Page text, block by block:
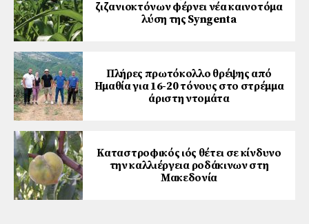
ζιζανιοκτόνων φέρνει νέα καινοτόμα
λύση της Syngenta
Πλήρες πρωτόκολλο θρέψης από
Ημαθία για 16-20 τόνους στο στρέμμα
άριστη ντομάτα
Καταστροφικός ιός θέτει σε κίνδυνο
την καλλιέργεια ροδάκινων στη
Μακεδονία